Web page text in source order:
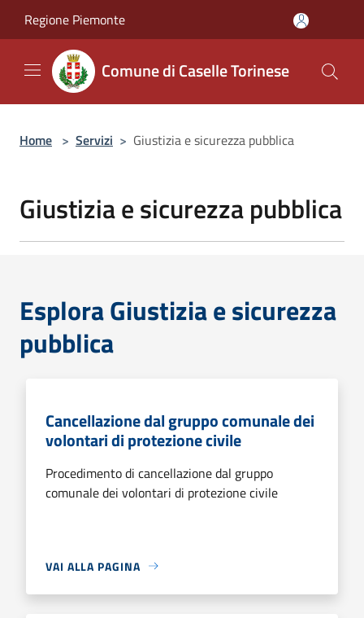
Regione Piemonte
Comune di Caselle Torinese
Home > Servizi > Giustizia e sicurezza pubblica
Giustizia e sicurezza pubblica
Esplora Giustizia e sicurezza
pubblica
Cancellazione dal gruppo comunale dei
volontari di protezione civile
Procedimento di cancellazione dal gruppo
comunale dei volontari di protezione civile
VAI ALLA PAGINA